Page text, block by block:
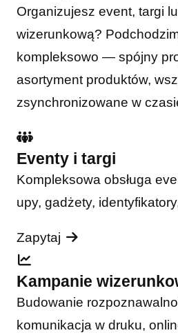
Organizujesz event, targi
wizerunkową?
kompleksowo — spójny
asortyment produktów,
zsynchronizowane w
Eventy i targi
Kompleksowa obsługa
upy, gadżety,
Zapytaj
Kampanie
Budowanie
komunikacja w druku,